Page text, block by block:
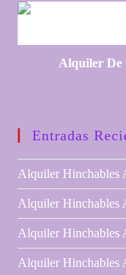
Alquiler De
Entradas
Alquiler Hinchables
Alquiler Hinchables
Alquiler Hinchables
Alquiler